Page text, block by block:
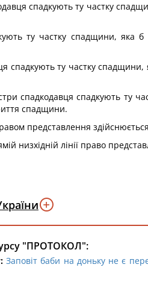
спадкують ту частку
ту частку спадщини, яка б
спадкують ту частку спадщини,
спадкодавця спадкують ту
спадщини.
представлення
низхідній лінії право
"ПРОТОКОЛ":
Заповіт баби на доньку не є